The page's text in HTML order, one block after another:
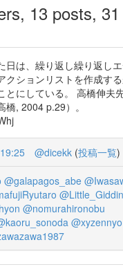
13 posts, 31
日は、繰り返し繰り返し
クションリストを作成す
とにしている。 高橋伸夫
橋, 2004 p.29）。
@dicekk (投稿一覧)
@galapagos_abe
@nomurahironobu
@xyzennyo